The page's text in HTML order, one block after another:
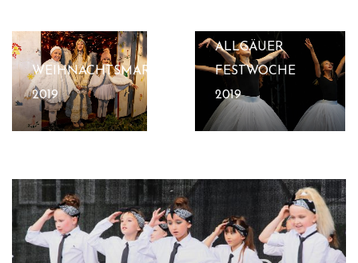
WEIHNACHTSMARKT
2019
ALLGÄUER
FESTWOCHE
2019